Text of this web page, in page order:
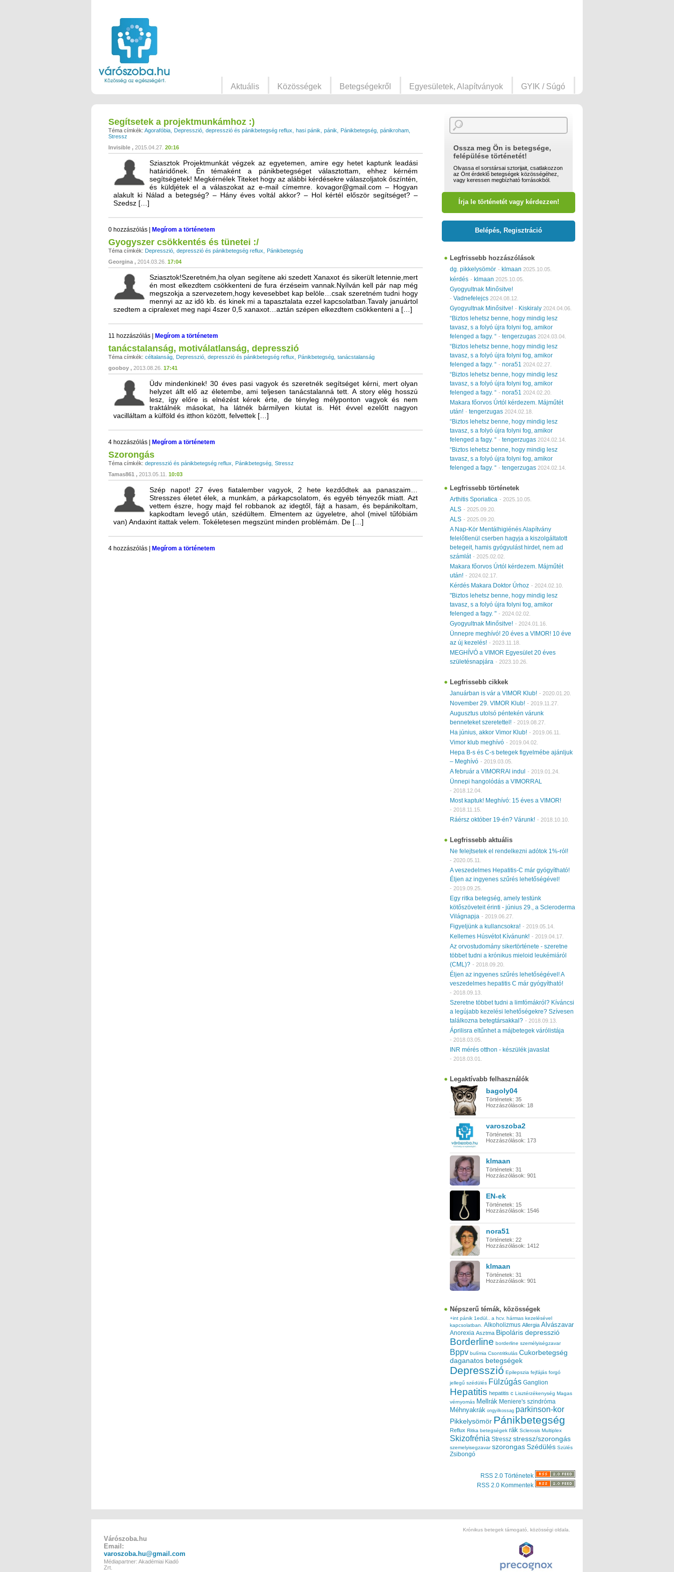
Aktuális Közösségek Betegségekről Egyesületek, Alapítványok GYIK / Súgó
Segítsetek a projektmunkámhoz :)
Téma címkék: Agorafóbia Depresszió depresszió és pánikbetegség reflux hasi pánik pánik Pánikbetegség pánikroham
Stressz
Invisible
2015.04.27. 20:16
Sziasztok Projektmunkát végzek az egyetemen, amire egy hetet kaptunk leadási
határidőnek. Én témaként a pánikbetegséget választottam, ehhez kérném
segítségetek! Megkérnélek Titeket hogy az alábbi kérdésekre válaszoljatok őszíntén,
és küldjétek el a válaszokat az e-mail címemre. kovagor@gmail.com – Hogyan
alakult ki Nálad a betegség? – Hány éves voltál akkor? – Hol kértél először segítséget? –
Szedsz […]
0 hozzászólás | Megírom a történetem
Gyogyszer csökkentés és tünetei :/
Téma címkék: Depresszió depresszió és pánikbetegség reflux
Pánikbetegség
Georgina
2014.03.26. 17:04
Sziasztok!Szeretném,ha olyan segítene aki szedett Xanaxot és sikerült letennie,mert
én most elkezdtem csökkenteni de fura érzéseim vannak.Nyílván kell pár nap még
megszokja a szervezetem,hogy kevesebbet kap belöle…csak szeretném tudni hogy
mennyi az az idö kb. és kinek mi a tapasztalata ezzel kapcsolatban.Tavaly januártol
szedtem a cipralexet meg napi 4szer 0,5 xanaxot…aztán szépen elkezdtem csökkenteni a […]
11 hozzászólás | Megírom a történetem
tanácstalanság, motiválatlanság, depresszió
Téma címkék: céltalanság Depresszió depresszió és pánikbetegség reflux Pánikbetegség tanácstalanság
gooboy
2013.08.26. 17:41
Üdv mindenkinek! 30 éves pasi vagyok és szeretnék segítséget kérni, mert olyan
helyzet állt elő az életembe, ami teljesen tanácstalanná tett. A story elég hosszú
lesz, így előre is elnézést kérek érte, de tényleg mélyponton vagyok és nem
traktálnék másokat, ha látnék bármilyen kiutat is. Hét évvel ezelőtt nagyon
vacilláltam a külföld és itthon között, felvettek […]
4 hozzászólás | Megírom a történetem
Szorongás
Téma címkék: depresszió és pánikbetegség reflux Pánikbetegség Stressz
Tamas861
2013.05.11. 10:03
Szép napot! 27 éves fiatalember vagyok, 2 hete kezdődtek aa panaszaim…
Stresszes életet élek, a munkám, a párkapcsolatom, és egyéb tényezők miatt. Azt
vettem észre, hogy majd fel robbanok az idegtől, fájt a hasam, és bepánikoltam,
kapkodtam levegő után, szédültem. Elmentem az ügyeletre, ahol (mivel tűfóbiám
van) Andaxint itattak velem. Tokéletesen megszünt minden problémám. De […]
4 hozzászólás | Megírom a történetem
Ossza meg Ön is betegsége,
felépülése történetét!
Olvassa el sorstársai sztorijait, csatlakozzon
az Önt érdeklő betegségek közösségéhez,
vagy keressen megbízható forrásokból.
Írja le történetét vagy kérdezzen!
Belépés, Regisztráció
Legfrissebb hozzászólások
dg. pikkelysömör - klmaan 2025.10.05.
kérdés - klmaan 2025.10.05.
Gyogyultnak Minősitve!
- Vadnefelejcs 2024.08.12.
Gyogyultnak Minősitve! - Kiskiraly 2024.04.06.
“Biztos lehetsz benne, hogy mindig lesz
tavasz, s a folyó újra folyni fog, amikor
felenged a fagy. “ - tengerzugas 2024.03.04.
“Biztos lehetsz benne, hogy mindig lesz
tavasz, s a folyó újra folyni fog, amikor
felenged a fagy. “ - nora51 2024.02.27.
“Biztos lehetsz benne, hogy mindig lesz
tavasz, s a folyó újra folyni fog, amikor
felenged a fagy. “ - nora51 2024.02.20.
Makara főorvos Úrtól kérdezem. Májműtét
után! - tengerzugas 2024.02.18.
“Biztos lehetsz benne, hogy mindig lesz
tavasz, s a folyó újra folyni fog, amikor
felenged a fagy. “ - tengerzugas 2024.02.14.
“Biztos lehetsz benne, hogy mindig lesz
tavasz, s a folyó újra folyni fog, amikor
felenged a fagy. “ - tengerzugas 2024.02.14.
Legfrissebb történetek
Arthitis Sporiatica - 2025.10.05.
ALS - 2025.09.20.
ALS - 2025.09.20.
A Nap-Kör Mentálhigiénés Alapítvány
felelőtlenül cserben hagyja a kiszolgáltatott
betegeit, hamis gyógyulást hirdet, nem ad
számlát - 2025.02.02.
Makara főorvos Úrtól kérdezem. Májműtét
után! - 2024.02.17.
Kérdés Makara Doktor Úrhoz - 2024.02.10.
"Biztos lehetsz benne, hogy mindig lesz
tavasz, s a folyó újra folyni fog, amikor
felenged a fagy. " - 2024.02.02.
Gyogyultnak Minősitve! - 2024.01.16.
Ünnepre meghívó! 20 éves a VIMOR! 10 éve
az új kezelés! - 2023.11.18.
MEGHÍVÓ a VIMOR Egyesület 20 éves
születésnapjára - 2023.10.26.
Legfrissebb cikkek
Januárban is vár a VIMOR Klub! - 2020.01.20.
November 29. VIMOR Klub! - 2019.11.27.
Augusztus utolsó péntekén várunk
benneteket szeretettel! - 2019.08.27.
Ha június, akkor Vimor Klub! - 2019.06.11.
Vimor klub meghívó - 2019.04.02.
Hepa B-s és C-s betegek figyelmébe ajánljuk
– Meghívó - 2019.03.05.
A február a VIMORRAl indul - 2019.01.24.
Ünnepi hangolódás a VIMORRAL
- 2018.12.04.
Most kaptuk! Meghívó: 15 éves a VIMOR!
- 2018.11.15.
Ráérsz október 19-én? Várunk! - 2018.10.10.
Legfrissebb aktuális
Ne felejtsetek el rendelkezni adótok 1%-ról!
- 2020.05.11.
A veszedelmes Hepatitis-C már gyógyítható!
Éljen az ingyenes szűrés lehetőségével!
- 2019.09.25.
Egy ritka betegség, amely testünk
kötőszöveteit érinti - június 29., a Scleroderma
Világnapja - 2019.06.27.
Figyeljünk a kullancsokra! - 2019.05.14.
Kellemes Húsvétot Kívánunk! - 2019.04.17.
Az orvostudomány sikertörténete - szeretne
többet tudni a krónikus mieloid leukémiáról
(CML)? - 2018.09.20.
Éljen az ingyenes szűrés lehetőségével! A
veszedelmes hepatitis C már gyógyítható!
- 2018.09.13.
Szeretne többet tudni a limfómákról? Kíváncsi
a legújabb kezelési lehetőségekre? Szívesen
találkozna betegtársakkal? - 2018.09.13.
Áprilisra eltűnhet a májbetegek várólistája
- 2018.03.05.
INR mérés otthon - készülék javaslat
- 2018.03.01.
Legaktívabb felhasználók
bagoly04
Történetek: 35
Hozzászólások: 18
varoszoba2
Történetek: 31
Hozzászólások: 173
klmaan
Történetek: 31
Hozzászólások: 901
EN-ek
Történetek: 15
Hozzászólások: 1546
nora51
Történetek: 22
Hozzászólások: 1412
klmaan
Történetek: 31
Hozzászólások: 901
Népszerű témák, közösségek
+int pánik 1edül..
a hcv. hármas kezelésével
kapcsolatban.
Alkoholizmus Allergia Alvászavar
Anorexia Asztma Bipoláris depresszió
Borderline borderline személyiségzavar
Bppv bulímia Csontritkulás Cukorbetegség
daganatos betegségek
Depresszió Epilepszia fejfájás forgó
jellegű szédülés Fülzúgás Ganglion
Hepatitis hepatitis c Lisztérzékenység Magas
vérnyomás Mellrák Meniere's szindróma
Méhnyakrák ongyilkossag parkinson-kor
Pikkelysömör Pánikbetegség
Reflux Ritka betegségek rák Sclerosis Multiplex
Skizofrénia Stressz stressz/szorongás
szemelyisegzavar szorongas Szédülés Szülés
Zsibongó
RSS 2.0 Történetek
RSS 2.0 Kommentek
Várószoba.hu
Email:
varoszoba.hu@gmail.com
Médiapartner: Akadémiai Kiadó
Zrt.
Krónikus betegek támogató, közösségi oldala.